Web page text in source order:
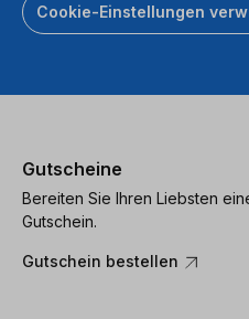
Cookie-Einstellungen
Gutscheine
Bereiten Sie Ihren Liebsten
Gutschein.
Gutschein bestellen